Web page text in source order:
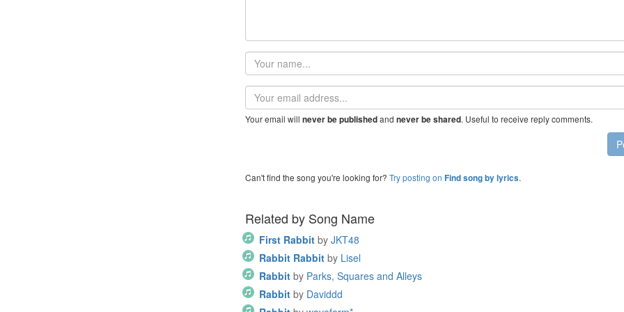
Your
name
Email
address
Your email will never be publishedand never be shared. Useful to receive reply comments.
Can't find the song you're looking for? Try posting on Find song by lyrics.
Related by Song Name
First Rabbit by JKT48
Rabbit Rabbit by Lisel
Rabbit by Parks, Squares and Alleys
Rabbit by Daviddd